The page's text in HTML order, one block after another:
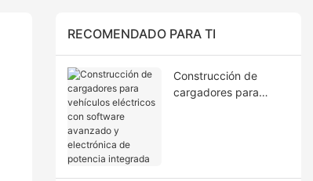
RECOMENDADO PARA TI
Construcción de
cargadores para